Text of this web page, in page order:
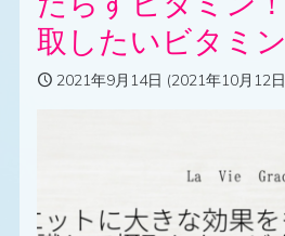
取したいビタミ
2021年9月14日 (2021年10月12